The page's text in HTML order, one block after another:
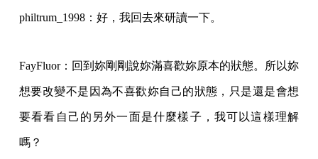
philtrum_1998：好，我回去來研讀一下。
FayFluor：回到妳剛剛說妳滿喜歡妳原本的狀態。所以妳
想要改變不是因為不喜歡妳自己的狀態，只是還是會想
要看看自己的另外一面是什麼樣子，我可以這樣理解
嗎？